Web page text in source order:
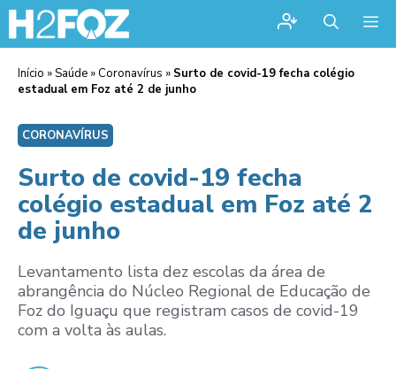
Início »Saúde » Coronavírus » Surto de covid-19 fecha colégio
estadual em Foz até 2 de junho
CORONAVÍRUS
Surto de covid-19 fecha
colégio estadual em Foz até 2
de junho
Levantamento lista dez escolas da área de
abrangência do Núcleo Regional de Educação de
Foz do Iguaçu que registram casos de covid-19
com a volta às aulas.